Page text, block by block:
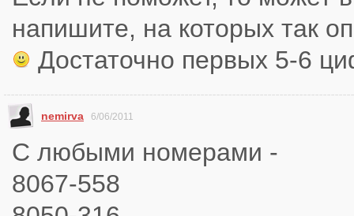
напишите, на которых так
Достаточно первых 5-6
nemirva 6/06/2011
С любыми номерами -
8067-558